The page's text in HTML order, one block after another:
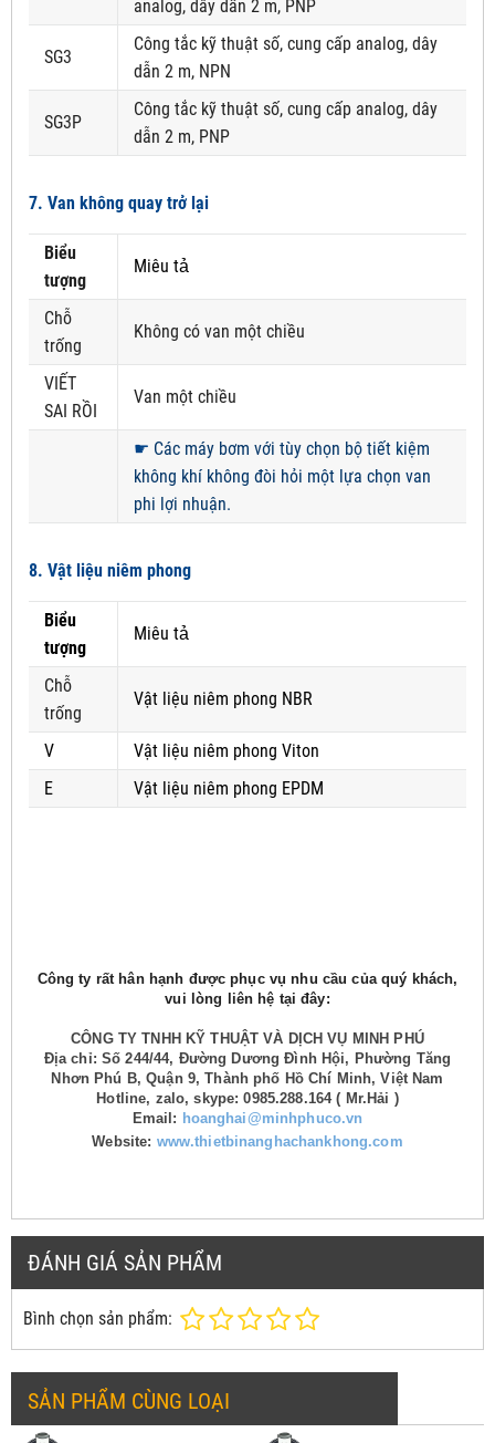
analog, dây dẫn 2 m, PNP
SG3
Công tắc kỹ thuật số, cung cấp analog, dây
dẫn 2 m, NPN
SG3P
Công tắc kỹ thuật số, cung cấp analog, dây
dẫn 2 m, PNP
7. Van không quay trở lại
Biểu
tượng
Miêu tả
Chỗ
trống
Không có van một chiều
VIẾT
SAI RỒI
Van một chiều
☛ Các máy bơm với tùy chọn bộ tiết kiệm
không khí không đòi hỏi một lựa chọn van
phi lợi nhuận.
8. Vật liệu niêm phong
Biểu
tượng
Miêu tả
Chỗ
trống
Vật liệu niêm phong NBR
V
Vật liệu niêm phong Viton
E
Vật liệu niêm phong EPDM
Công ty rất hân hạnh được phục vụ nhu cầu của quý khách,
vui lòng liên hệ tại đây:
CÔNG TY TNHH KỸ THUẬT VÀ DỊCH VỤ MINH PHÚ
Địa chỉ: Số 244/44, Đường Dương Đình Hội, Phường Tăng
Nhơn Phú B, Quận 9, Thành phố Hồ Chí Minh, Việt Nam
Hotline, zalo, skype: 0985.288.164 ( Mr.Hải )
Email: hoanghai@minhphuco.vn
Website: www.thietbinanghachankhong.com
ĐÁNH GIÁ SẢN PHẨM
Bình chọn sản phẩm:
SẢN PHẨM CÙNG LOẠI